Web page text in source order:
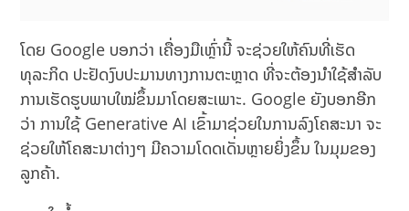
ໂດຍ Google ບອກວ່າ ເຄື່ອງມືເຫຼົ່ານີ້ ຈະຊ່ວຍໃຫ້ຄົນທີ່ເຮັດ
ທຸລະກິດ ປະຢັດງົບປະມານທາງການຕະຫຼາດ ທີ່ຈະຕ້ອງນຳໃຊ້ສຳລັບ
ການເຮັດຮູບພາບໃໝ່ຂຶ້ນມາໂດຍສະເພາະ. Google ຍັງບອກອີກ
ວ່າ ການໃຊ້ Generative AI ເຂົ້າມາຊ່ວຍໃນການລົງໂຄສະນາ ຈະ
ຊ່ວຍໃຫ້ໂຄສະນາຕ່າງໆ ມີຄວາມໂດດເດັ່ນຫຼາຍຍິ່ງຂຶ້ນ ໃນມຸມຂອງ
ລູກຄ້າ.